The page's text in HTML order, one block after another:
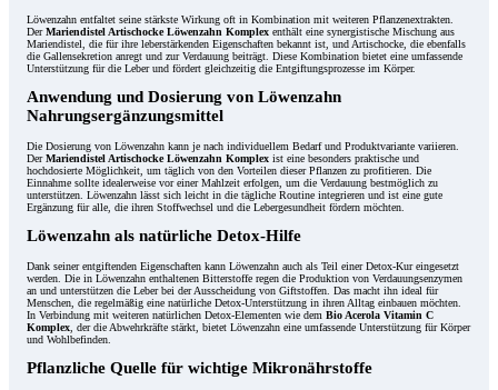
Löwenzahn entfaltet seine stärkste Wirkung oft in Kombination mit weiteren Pflanzenextrakten.
DerMariendistel Artischocke Löwenzahn Komplex enthält eine synergistische Mischung aus
Mariendistel, die für ihre leberstärkenden Eigenschaften bekannt ist, und Artischocke, die ebenfalls
die Gallensekretion anregt und zur Verdauung beiträgt. Diese Kombination bietet eine umfassende
Unterstützung für die Leber und fördert gleichzeitig die Entgiftungsprozesse im Körper.
Anwendung und Dosierung von Löwenzahn
Nahrungsergänzungsmittel
Die Dosierung von Löwenzahn kann je nach individuellem Bedarf und Produktvariante variieren.
DerMariendistel Artischocke Löwenzahn Komplex ist eine besonders praktische und
hochdosierte Möglichkeit, um täglich von den Vorteilen dieser Pflanzen zu profitieren. Die
Einnahme sollte idealerweise vor einer Mahlzeit erfolgen, um die Verdauung bestmöglich zu
unterstützen. Löwenzahn lässt sich leicht in die tägliche Routine integrieren und ist eine gute
Ergänzung für alle, die ihren Stoffwechsel und die Lebergesundheit fördern möchten.
Löwenzahn als natürliche Detox-Hilfe
Dank seiner entgiftenden Eigenschaften kann Löwenzahn auch als Teil einer Detox-Kur eingesetzt
werden. Die in Löwenzahn enthaltenen Bitterstoffe regen die Produktion von Verdauungsenzymen
an und unterstützen die Leber bei der Ausscheidung von Giftstoffen. Das macht ihn ideal für
Menschen, die regelmäßig eine natürliche Detox-Unterstützung in ihren Alltag einbauen möchten.
In Verbindung mit weiteren natürlichen Detox-Elementen wie demBio Acerola Vitamin C
Komplex , der die Abwehrkräfte stärkt, bietet Löwenzahn eine umfassende Unterstützung für Körper
und Wohlbefinden.
Pflanzliche Quelle für wichtige Mikronährstoffe